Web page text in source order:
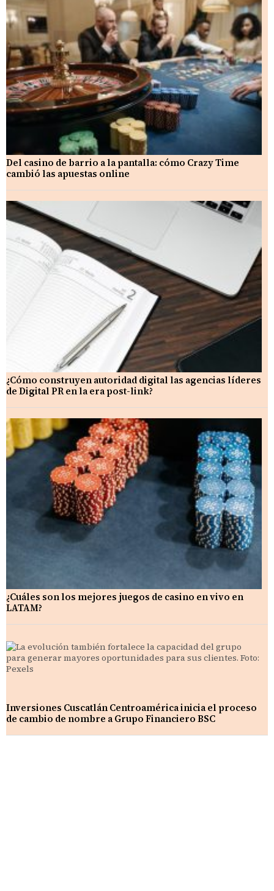
Del casino de barrio a la pantalla: cómo Crazy Time
cambió las apuestas online
¿Cómo construyen autoridad digital las agencias líderes
de Digital PR en la era post-link?
¿Cuáles son los mejores juegos de casino en vivo en
LATAM?
Inversiones Cuscatlán Centroamérica inicia el proceso
de cambio de nombre a Grupo Financiero BSC